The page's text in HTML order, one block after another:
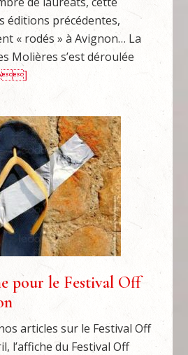
éditions précédentes,
« rodés » à Avignon… La
Molières s’est déroulée
pour le Festival Off
articles sur le Festival Off
l’affiche du Festival Off